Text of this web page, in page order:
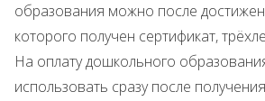
образования можно после
которого получен сертификат,
На оплату дошкольного
использовать сразу после